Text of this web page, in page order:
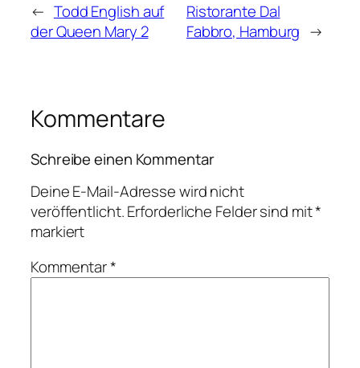
← Todd English auf
der Queen Mary 2
Ristorante Dal
Fabbro, Hamburg →
Kommentare
Schreibe einen Kommentar
Deine E-Mail-Adresse wird nicht
veröffentlicht.Erforderliche Felder sind mit*
markiert
Kommentar*